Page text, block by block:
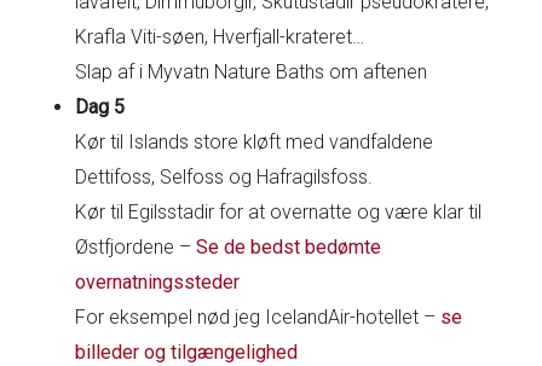
Krafla Viti-søen, Hverfjall-krateret…
Slap af i Myvatn Nature Baths om aftenen
Dag 5
Kør til Islands store kløft med vandfaldene
Dettifoss, Selfoss og Hafragilsfoss.
Kør til Egilsstadir for at overnatte og være klar til
Østfjordene –Se de bedst bedømte
overnatningssteder
For eksempel nød jeg IcelandAir-hotellet – se
billeder og tilgængelighed